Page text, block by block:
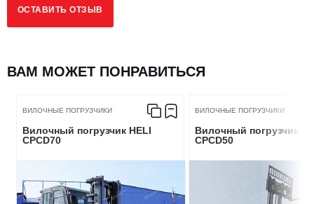
Центр тяжести, мм
Внешний радиус поворота, мм
РАЗМЕРЫ
Высота свободного хода каретки (с грузозащитной
решеткой)
4217
ОСТАВИТЬ ОТЗЫВ
ВАМ МОЖЕТ ПОНРАВИТЬСЯ
ВИЛОЧНЫЕ ПОГРУЗЧИКИ
Вилочный погрузчик HELI
CPCD70
ВИЛОЧНЫЕ ПОГРУЗЧИКИ
Вилочный погрузчик
CPCD50